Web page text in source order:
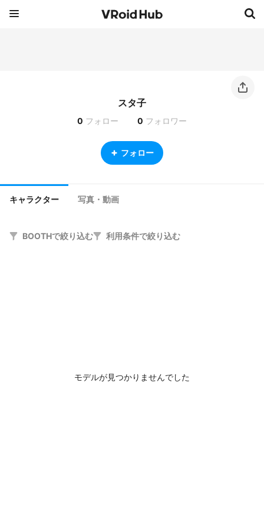
スタ子
0 フォロー 0 フォロワー
フォロー
キャラクター 写真・動画
BOOTHで絞り込む 利用条件で絞り込む
モデルが見つかりませんでした